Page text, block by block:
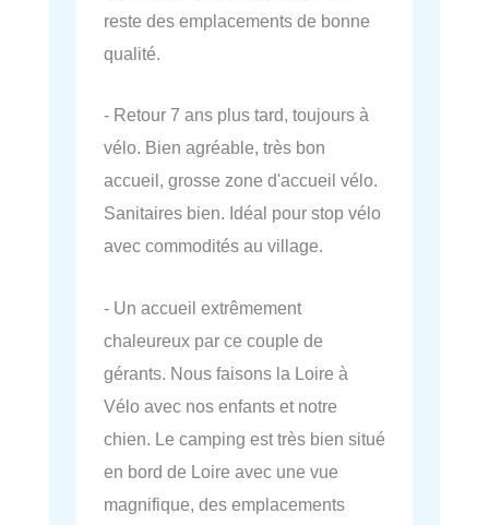
reste des emplacements de bonne
qualité.
- Retour 7 ans plus tard, toujours à
vélo. Bien agréable, très bon
accueil, grosse zone d'accueil vélo.
Sanitaires bien. Idéal pour stop vélo
avec commodités au village.
- Un accueil extrêmement
chaleureux par ce couple de
gérants. Nous faisons la Loire à
Vélo avec nos enfants et notre
chien. Le camping est très bien situé
en bord de Loire avec une vue
magnifique, des emplacements